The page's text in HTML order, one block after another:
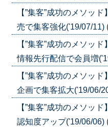
【”集客”成功のメソッ
売で集客強化('19/07/11)
【”集客”成功のメソッ
情報先行配信で会員増
【”集客”成功のメソッ
企画で集客拡大('19/06/
【”集客”成功のメソッ
認知度アップ('19/06/06)